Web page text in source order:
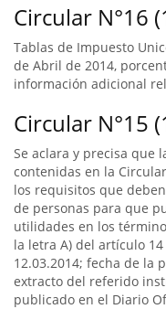
Circular N°16
Tablas de Impuesto
de Abril de 2014,
información adicional
Circular N°15
Se aclara y precisa que
contenidas en la
los requisitos que
de personas para que
utilidades en los
la letra A) del artículo
12.03.2014; fecha de la
extracto del referido
publicado en el Diario